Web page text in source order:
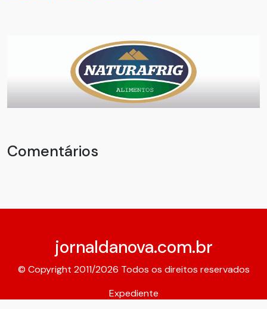
Comentários
jornaldanova.com.br
© Copyright 2011/2026 Todos os direitos reservados
Expediente